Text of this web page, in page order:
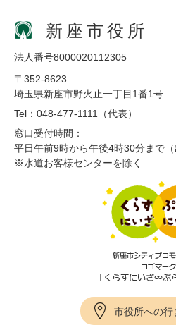
新座市役所
法人番号8000020112305
〒352-8623
埼玉県新座市野火止一丁目1番1号
Tel：048-477-1111（代表）
窓口受付時間：
平日午前9時から午後4時30分まで（
※水道お客様センターを除く
市役所への行